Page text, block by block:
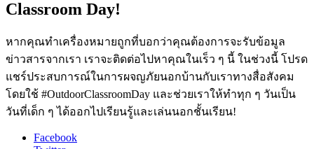
Classroom Day!
หากคุณทำเครื่องหมายถูกที่บอกว่าคุณต้องการจะรับข้อมูล
ข่าวสารจากเรา เราจะติดต่อไปหาคุณในเร็ว ๆ นี้ ในช่วงนี้ โปรด
แชร์ประสบการณ์ในการผจญภัยนอกบ้านกับเราทางสื่อสังคม
โดยใช้ #OutdoorClassroomDay และช่วยเราให้ทำทุก ๆ วันเป็น
วันที่เด็ก ๆ ได้ออกไปเรียนรู้และเล่นนอกชั้นเรียน!
Facebook